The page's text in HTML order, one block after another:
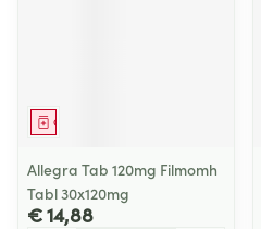
Geneesmiddel
Allegra Tab 120mg Filmomh
Tabl 30x120mg
€ 14,88